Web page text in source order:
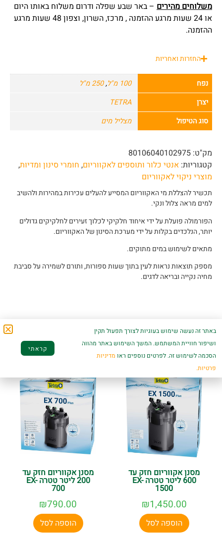
משלוחים מהירים – באר שבע שפלה ודרום משלוח באותו היום
או 24 שעות מרגע ההזמנה , מרכז, השרון, וצפון 48 שעות מרגע
ההזמנה.
החזרות ואחריות
נפח 100 מ"ל ,250 מ"ל
יצרן
TETRA
סוג הטיפול
מצליל מים
מק"ט: 80106040102975
קטגוריות: אנטי כלור ותוספים לאקווריום, חומרי סינון ומדיות,
מוצרי ניקוי לאקווריום
תכשיר להצללת מי האקווריום המסייע להעלים עכירות במהירות ולהשיב
למים מראה צלול ונקי.
הפורמולה פועלת על ידי איחוד חלקיקי לכלוך זעירים לחלקיקים גדולים
יותר, הנלכדים בקלות על ידי מערכת הסינון של האקווריום.
מתאים לשימוש במים מתוקים.
מספק תוצאות נראות לעין בתוך שעות ספורות, ותורם לשמירה על סביבת
מחיה נקייה ובריאה לדגים.
מוצרים קשורים
מסנן אקווריום חזק עד
600 ליטר טטרה EX-
1500
₪1,450.00
הוספה לסל
מסנן אקווריום חזק עד
200 ליטר טטרה EX-
700
₪790.00
הוספה לסל
באתר זה נעשה שימוש בעוגיות לצורך תפעול תקין
ושיפור חוויית המשתמש. המשך השימוש באתר מהווה
הסכמה לשימוש זה. לפרטים נוספים ראו מדיניות
פרטיות.
קראתי